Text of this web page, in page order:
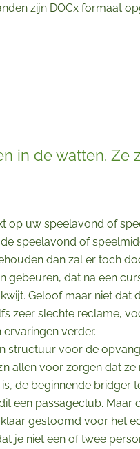
zijn DOCx formaat
in de watten. Ze
op uw speelavond of
speelavond of
dan zal er toch
gebeuren, dat na een
Geloof maar niet
zeer slechte reclame,
verder.
structuur voor de
allen voor zorgen dat
de beginnende bridger
een passageclub. Maar
gestoomd voor het
je niet een of twee